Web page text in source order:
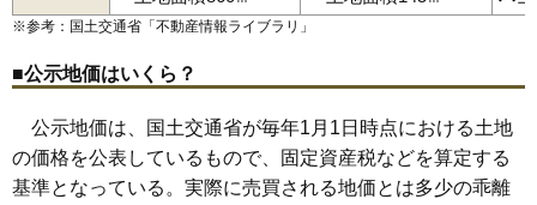
※参考：国土交通省「不動産情報ライブラリ 」
■公示地価はいくら？
公示地価は、国土交通省が毎年1月1日時点における土地
の価格を公表しているもので、固定資産税などを算定する
基準となっている。実際に売買される地価とは多少の乖離
川連町北荒町倉内桑崎駒形町材木町桜通り佐竹町清水町
下院内杉沢杉沢新所関口千石町大工町
柳田柳町山田湯ノ原
院内駅横堀駅 上湯沢駅湯沢駅下湯沢駅